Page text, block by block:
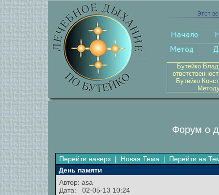
Этот
Бутейко
Бутейко
Форум о
Перейти наверх | Новая Тема | Перейти на
День памяти
Автор: asa
Дата: 02-05-13 10:24